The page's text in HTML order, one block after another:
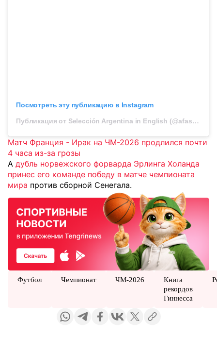
Посмотреть эту публикацию в Instagram
Публикация от Selección Argentina in English (@afaseleccionen)
Матч Франция - Ирак на ЧМ-2026 продлился почти
4 часа из-за грозы
А дубль норвежского форварда Эрлинга Холанда
принес его команде победу в матче чемпионата
мира против сборной Сенегала.
Футбол Чемпионат ЧМ-2026
Книга
рекордов
Гиннесса